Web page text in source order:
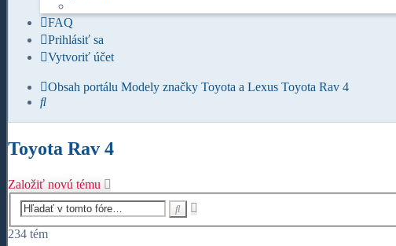
FAQ
Prihlásiť sa
Vytvoriť účet
Obsah portálu Modely značky Toyota a Lexus Toyota Rav 4
Hľadať
Toyota Rav 4
Založiť novú tému
234 tém